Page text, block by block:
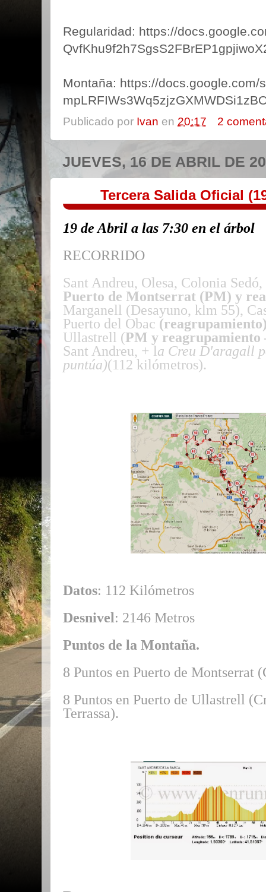
Regularidad: https://
Montaña: https://docs.google.com/
Publicado por Ivan en 20:17 2
JUEVES, 16 DE ABRIL DE
Tercera Salida Oficial
19 de Abril a las 7:30 en el árbol
RECORRIDO
Sant Andreu, Olesa, Colonia
Puerto de Montserrat (PM) y
Marganell (Desayuno, klm 55),
Puerto del Obac
Ullastrell (PM y reagrupamiento
Sant Andreu, + la Creu D'aragall
puntúa)(112 kilómetros).
Datos: 112 Kilómetros
Desnivel: 2146 Metros
Puntos de la Montaña.
8 Puntos en Puerto de Montserrat
8 Puntos en Puerto de Ullastrell
Terrassa).